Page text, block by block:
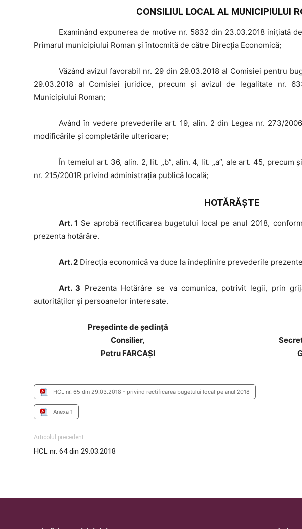
CONSILIUL LOCAL AL MUNICIPIULUI
Examinând expunerea de motive nr. 5832 din 23.03.2018 iniţiată
Primarul municipiului Roman şi întocmită de către Direcţia Economică;
Văzând avizul favorabil nr. 29 din 29.03.2018 al Comisiei pentru
29.03.2018 al Comisiei juridice, precum şi avizul de legalitate nr.
Municipiului Roman;
Având în vedere prevederile art. 19, alin. 2 din Legea nr. 273/
modificările şi completările ulterioare;
În temeiul art. 36, alin. 2, lit. „b”, alin. 4, lit. „a”, ale art. 45, precum
nr. 215/2001R privind administraţia publică locală;
HOTĂRĂŞTE
Art. 1 Se aprobă rectificarea bugetului local pe anul 2018, conform
prezenta hotărâre.
Art. 2 Direcția economică va duce la îndeplinire prevederile
Art. 3 Prezenta Hotărâre se va comunica, potrivit legii, prin
autorităţilor şi persoanelor interesate.
Preşedinte de şedinţă
Consilier,
Petru FARCAȘI
HCL nr. 65 din 29.03.2018 - privind rectificarea bugetului local pe anul 2018
Anexa 1
Articolul precedent
HCL nr. 64 din 29.03.2018